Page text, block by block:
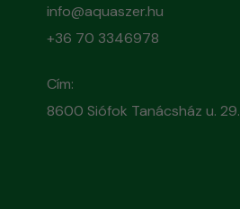
info@aquaszer.hu
+36 70 3346978
Cím:
8600 Siófok Tanácsház u. 29.